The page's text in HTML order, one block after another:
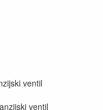
ventil
ventil